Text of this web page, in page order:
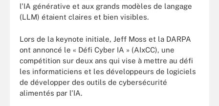
l'IA générative et aux grands modèles de langage
(LLM) étaient claires et bien visibles.
Lors de la keynote initiale, Jeff Moss et la DARPA
ont annoncé le « Défi Cyber IA » (AIxCC), une
compétition sur deux ans qui vise à mettre au défi
les informaticiens et les développeurs de logiciels
de développer des outils de cybersécurité
alimentés par l'IA.